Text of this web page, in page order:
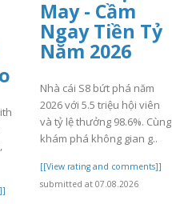
May - Cầm
Ngay Tiền Tỷ
Năm 2026
Nhà cái S8 bứt phá năm
2026 với 5.5 triệu hội viên
và tỷ lệ thưởng 98.6%. Cùng
khám phá không gian g..
[[View rating and comments]]
submitted at 07.08.2026